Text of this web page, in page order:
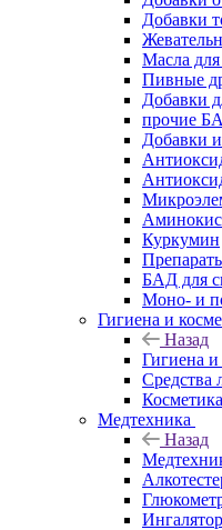
Добавки
Масла
Пивные
Добавки
прочие
Добавки
Куркумин
БАД для
Моно- и
Гигиена и
Назад
Гигиена и
Средства
Косметика
Медтехника
Назад